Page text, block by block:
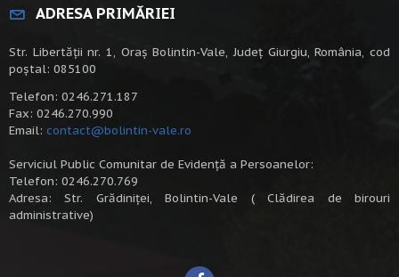
ADRESA PRIMĂRIEI
Str. Libertății nr. 1, Oraș Bolintin-Vale, Județ Giurgiu, România, cod
poștal: 085100
Telefon: 0246.271.187
Fax: 0246.270.990
Email: contact@bolintin-vale.ro
Serviciul Public Comunitar de Evidență a Persoanelor:
Telefon: 0246.270.769
Adresa: Str. Grădiniței, Bolintin-Vale ( Clădirea de birouri
administrative)